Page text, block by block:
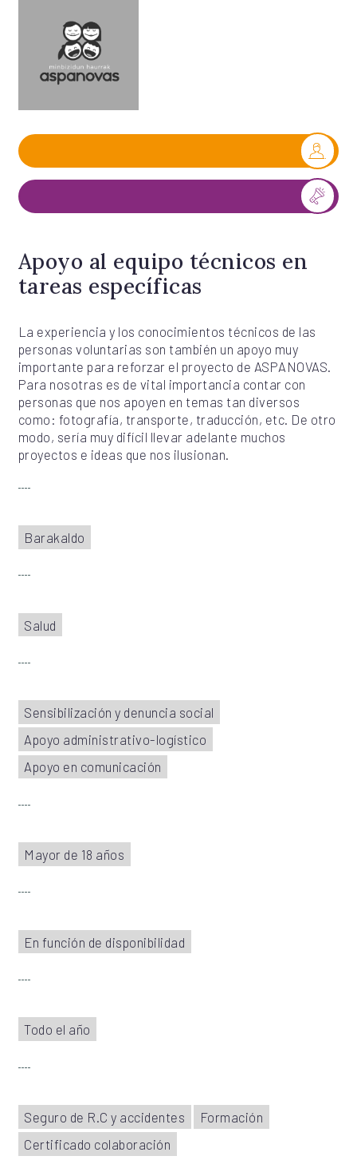
Apoyo al equipo técnicos en
tareas específicas
La experiencia y los conocimientos técnicos de las
personas voluntarias son también un apoyo muy
importante para reforzar el proyecto de ASPANOVAS.
Para nosotras es de vital importancia contar con
personas que nos apoyen en temas tan diversos
como: fotografía, transporte, traducción, etc. De otro
modo, sería muy difícil llevar adelante muchos
proyectos e ideas que nos ilusionan.
Barakaldo
Salud
Sensibilización y denuncia social
Apoyo administrativo-logístico
Apoyo en comunicación
Mayor de 18 años
En función de disponibilidad
Todo el año
Seguro de R.C y accidentes
Formación
Certificado colaboración